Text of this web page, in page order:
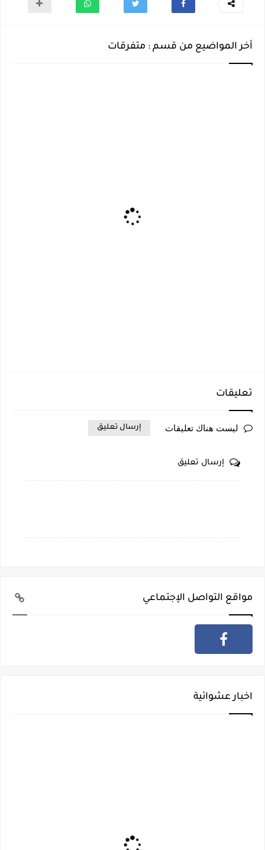
أخر المواضيع من قسم : متفرقات
تعليقات
ليست هناك تعليقات إرسال تعليق
إرسال تعليق
مواقع التواصل الإجتماعي
اخبار عشوائية